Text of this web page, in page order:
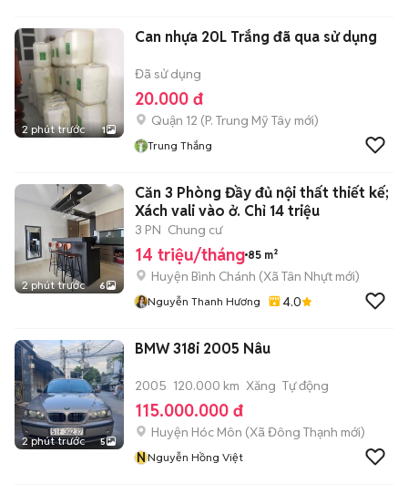
2 phút trước 1
Can nhựa 20L Trắng đã qua sử dụng
Đã sử dụng
20.000 đ
Quận 12 (P. Trung Mỹ Tây mới)
Trung Thắng
2 phút trước 6
Căn 3 Phòng Đầy đủ nội thất thiết kế;
Xách vali vào ở. Chỉ 14 triệu
3 PN Chung cư
14 triệu/tháng 85 m²
Huyện Bình Chánh (Xã Tân Nhựt mới)
Nguyễn Thanh Hương 4.0
2 phút trước 5
BMW 318i 2005 Nâu
2005 120.000 km Xăng Tự động
115.000.000 đ
Huyện Hóc Môn (Xã Đông Thạnh mới)
NNguyễn Hồng Việt